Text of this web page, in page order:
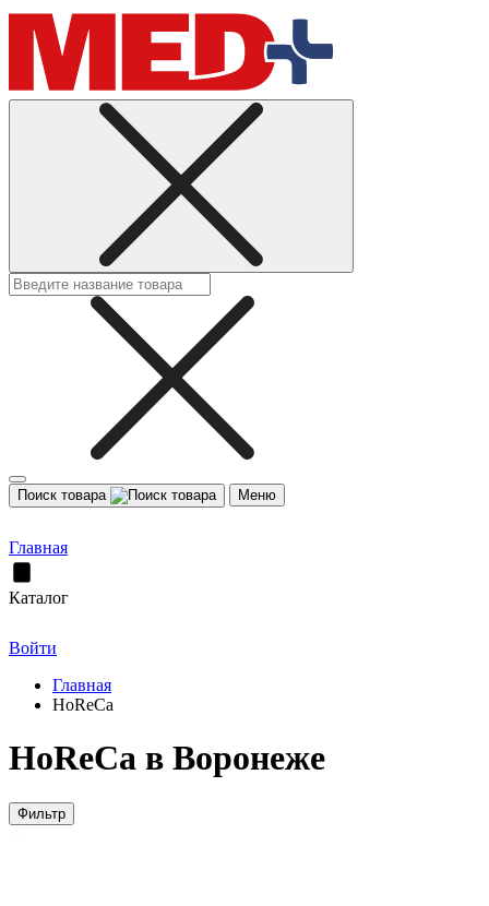
Поиск товара Меню
Главная
Каталог
Войти
Главная
HoReCa
HoReCa в Воронеже
Фильтр